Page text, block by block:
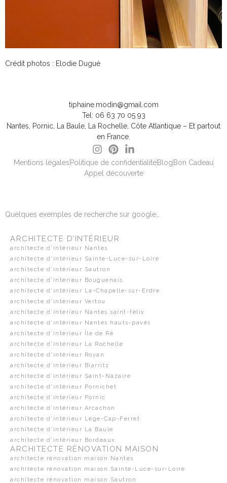
​Crédit photos : Elodie Dugué
tiphaine.modin@gmail.com
Tel: 06 63 70 05 93
Nantes, Pornic, La Baule, La Rochelle, Côte Atlantique – Et partout
en France.
Mentions légalesPolitique de confidentialitéBlogBon Cadeau
Appel découverte
Quelques exemples de recherche sur google…
ARCHITECTE D’INTÉRIEUR
architecte d’intérieur Nantes
architecte d’intérieur Sainte-Luce-sur-Loire
architecte d’intérieur Sautron
architecte d’intérieur Bouguenais
architecte d’intérieur La-Chapelle-sur-Erdre
architecte d’intérieur Vertou
architecte d’intérieur Nantes saint-félix
architecte d’intérieur Nantes hauts-pavés
architecte d’intérieur Île de Ré
architecte d’intérieur La Rochelle
architecte d’intérieur Royan
architecte d’intérieur Biarritz
architecte d’intérieur Saint-Nazaire
architecte d’intérieur Pornichet
architecte d’intérieur Pornic
architecte d’intérieur Arcachon
architecte d’intérieur Lège-Cap-Ferret
architecte d’intérieur La Baule
architecte d’intérieur Bordeaux
ARCHITECTE RÉNOVATION MAISON
architecte rénovation maison Nantes
architecte rénovation maison Sainte-Luce-sur-Loire
architecte rénovation maison Sautron